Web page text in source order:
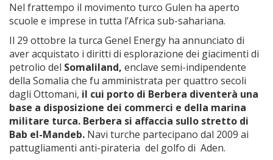
Nel frattempo il movimento turco Gulen ha aperto
scuole e imprese in tutta l’Africa sub-sahariana.
Il 29 ottobre la turca Genel Energy ha annunciato di
aver acquistato i diritti di esplorazione dei giacimenti di
petrolio del Somaliland, enclave semi-indipendente
della Somalia che fu amministrata per quattro secoli
dagli Ottomani, il cui porto di Berbera diventerà una
base a disposizione dei commerci e della marina
militare turca. Berbera si affaccia sullo stretto di
Bab el-Mandeb. Navi turche partecipano dal 2009 ai
pattugliamenti anti-pirateria del golfo di Aden.